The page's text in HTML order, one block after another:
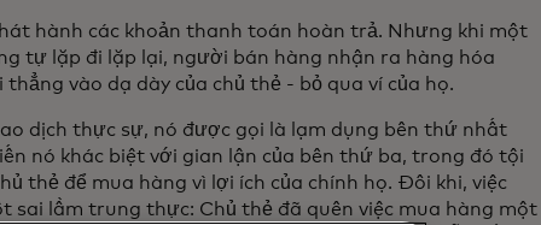
hành các khoản thanh toán hoàn trả. Nhưng khi một
tự lặp đi lặp lại, người bán hàng nhận ra hàng hóa
vào dạ dày của chủ thẻ - bỏ qua ví của họ.
dịch thực sự, nó được gọi là lạm dụng bên thứ nhất
nó khác biệt với gian lận của bên thứ ba, trong đó tội
thẻ để mua hàng vì lợi ích của chính họ. Đôi khi, việc
sai lầm trung thực: Chủ thẻ đã quên việc mua hàng một